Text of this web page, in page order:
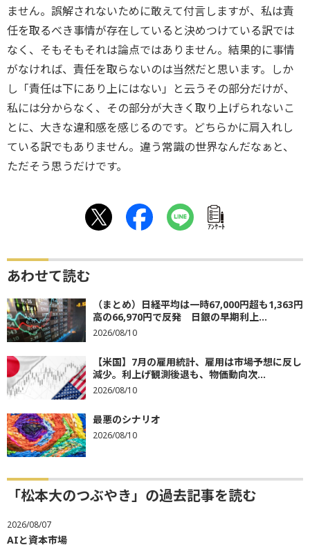
ません。誤解されないために敢えて付言しますが、私は責
任を取るべき事情が存在していると決めつけている訳では
なく、そもそもそれは論点ではありません。結果的に事情
がなければ、責任を取らないのは当然だと思います。しか
し「責任は下にあり上にはない」と云うその部分だけが、
私には分からなく、その部分が大きく取り上げられないこ
とに、大きな違和感を感じるのです。どちらかに肩入れし
ている訳でもありません。違う常識の世界なんだなぁと、
ただそう思うだけです。
ｱﾝｹｰﾄ
あわせて読む
（まとめ）日経平均は一時67,000円超も1,363円
高の66,970円で反発 日銀の早期利上...
2026/08/10
【米国】7月の雇用統計、雇用は市場予想に反し
減少。利上げ観測後退も、物価動向次...
2026/08/10
最悪のシナリオ
2026/08/10
「松本大のつぶやき」の過去記事を読む
2026/08/07
AIと資本市場